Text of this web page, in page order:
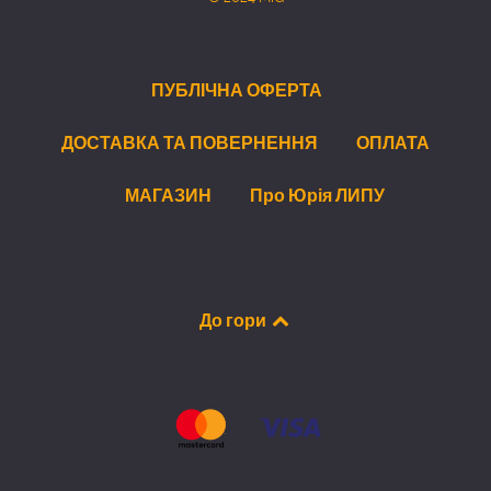
ПУБЛІЧНА ОФЕРТА
ДОСТАВКА ТА ПОВЕРНЕННЯ ОПЛАТА
МАГАЗИН Про Юрія ЛИПУ
До гори